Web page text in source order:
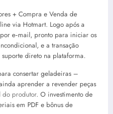
+ Compra e Venda de
via Hotmart. Logo após a
e‑mail, pronto para iniciar os
e a transação
direto na plataforma.
consertar geladeiras –
aprender a revender peças
do produtor. O investimento de
em PDF e bônus de